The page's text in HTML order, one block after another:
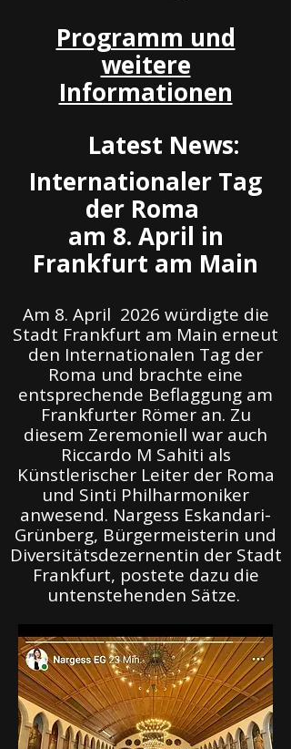
Programm und
weitere
Informationen
Latest News:
Internationaler Tag
der Roma
am 8. April in
Frankfurt am Main
Am 8. April 2026 würdigte die
Stadt Frankfurt am Main erneut
den Internationalen Tag der
Roma und brachte eine
entsprechende Beflaggung am
Frankfurter Römer an. Zu
diesem Zeremoniell war auch
Riccardo M Sahiti als
Künstlerischer Leiter der Roma
und Sinti Philharmoniker
anwesend. Nargess Eskandari-
Grünberg, Bürgermeisterin und
Diversitätsdezernentin der Stadt
Frankfurt, postete dazu die
untenstehenden Sätze.